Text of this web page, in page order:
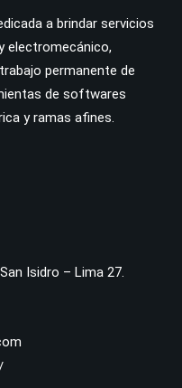
a brindar servicios
electromecánico,
permanente de
de softwares
y ramas afines.
Isidro – Lima 27.